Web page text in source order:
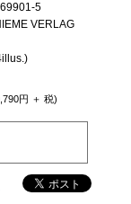
5
VERLAG
円 ＋ 税)